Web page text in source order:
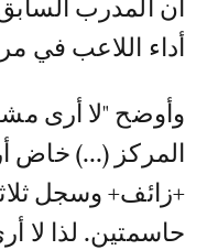
أن المدرب
أداء اللاعب في
وأوضح "لا أرى
+زائف+ وسجل
حاسمتين. لذا لا